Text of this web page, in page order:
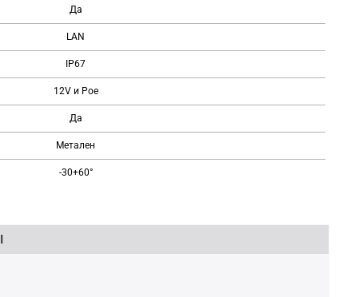
Да
LAN
IP67
12V и Poe
Да
Метален
-30+60°